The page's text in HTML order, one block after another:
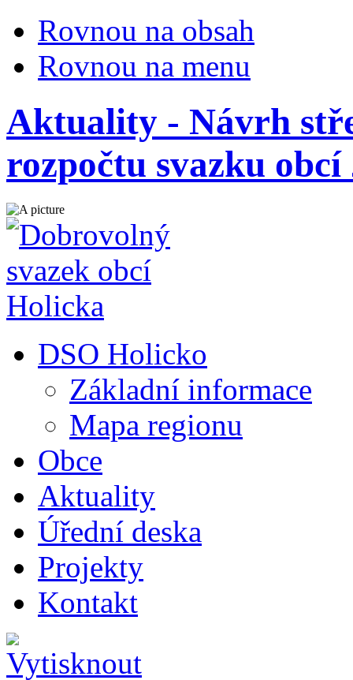
Rovnou na obsah
Rovnou na menu
Aktuality - Návrh
rozpočtu svazku obcí
DSO Holicko
Základní informace
Mapa regionu
Obce
Aktuality
Úřední deska
Projekty
Kontakt